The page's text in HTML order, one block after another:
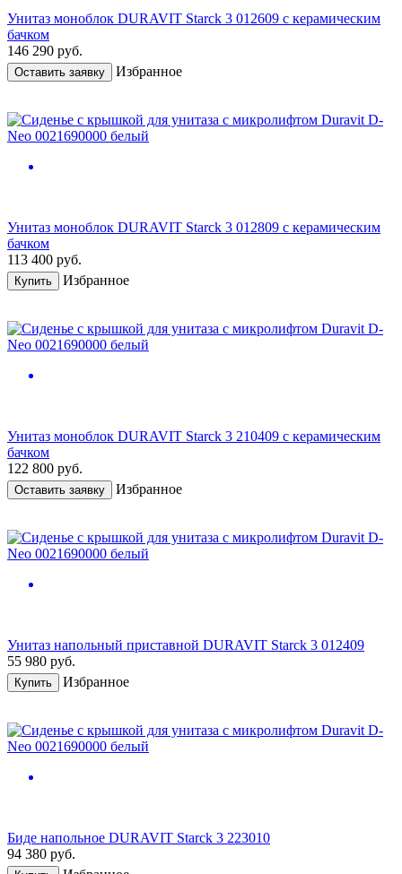
Унитаз моноблок DURAVIT Starck 3 012609 с керамическим
бачком
146 290 руб.
Оставить заявку Избранное
Унитаз моноблок DURAVIT Starck 3 012809 с керамическим
бачком
113 400 руб.
Купить Избранное
Унитаз моноблок DURAVIT Starck 3 210409 с керамическим
бачком
122 800 руб.
Оставить заявку Избранное
Унитаз напольный приставной DURAVIT Starck 3 012409
55 980 руб.
Купить Избранное
Биде напольное DURAVIT Starck 3 223010
94 380 руб.